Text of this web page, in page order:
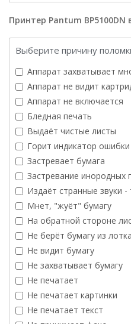
Принтер Pantum BP5100DN
Выберите причину
Аппарат захватывает
Аппарат не видит
Аппарат не включается
Бледная печать
Выдаёт чистые листы
Горит индикатор ошибки
Застревает бумага
Застревание инородных
Издаёт странные звуки -
Мнет, "жуёт" бумагу
На обратной стороне
Не берёт бумагу из лотка
Не видит бумагу
Не захватывает бумагу
Не печатает
Не печатает картинки
Не печатает текст